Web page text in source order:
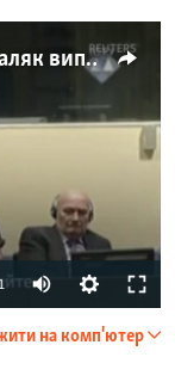
Відео з Гаазького трибуналу: Праляк випиває, ймовірно, отруту. Невдовзі він помер (відео)
на комп'ютер